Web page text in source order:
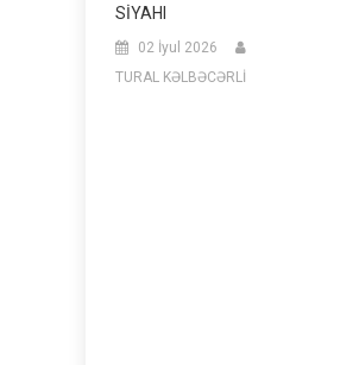
SİYAHI
02 İyul 2026
TURAL KƏLBƏCƏRLİ